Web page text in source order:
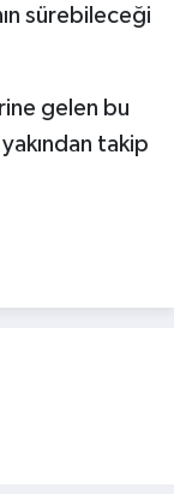
sürebileceği
gelen bu
takip